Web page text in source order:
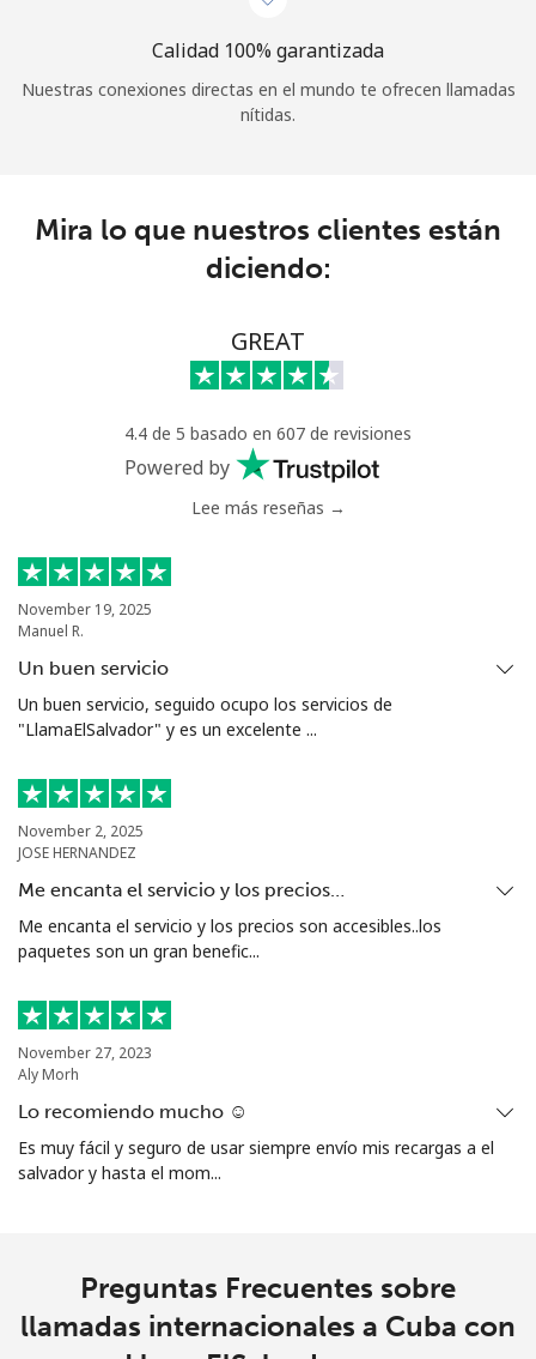
Calidad 100% garantizada
Nuestras conexiones directas en el mundo te ofrecen llamadas
nítidas.
Mira lo que nuestros clientes están
diciendo:
GREAT
4.4 de 5 basado en 607 de revisiones
Powered by
Lee más reseñas →
November 19, 2025
Manuel R.
Un buen servicio
Un buen servicio, seguido ocupo los servicios de
"LlamaElSalvador" y es un excelente ...
November 2, 2025
JOSE HERNANDEZ
Me encanta el servicio y los precios…
Me encanta el servicio y los precios son accesibles..los
paquetes son un gran benefic...
November 27, 2023
Aly Morh
Lo recomiendo mucho ☺️
Es muy fácil y seguro de usar siempre envío mis recargas a el
salvador y hasta el mom...
Preguntas Frecuentes sobre
llamadas internacionales a Cuba con